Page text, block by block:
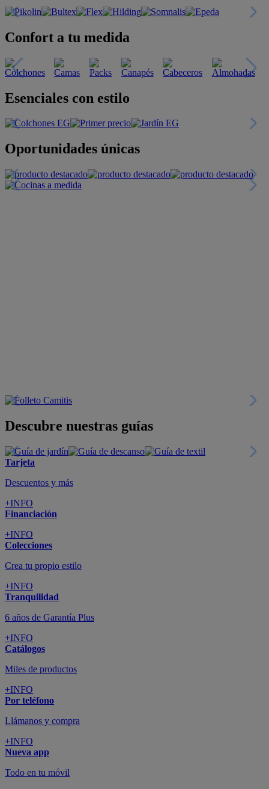
Confort a tu medida
Esenciales con estilo
Oportunidades únicas
Descubre nuestras guías
Tarjeta
Descuentos y más
+INFO
Financiación
+INFO
Colecciones
Crea tu propio estilo
+INFO
Tranquilidad
6 años de Garantía Plus
+INFO
Catálogos
Miles de productos
+INFO
Por teléfono
Llámanos y compra
+INFO
Nueva app
Todo en tu móvil